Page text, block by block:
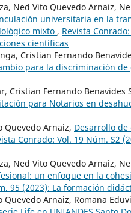
Ned Vito Quevedo Arnaiz,
universitaria en la
mixto , Revista
científicas
Cristian Fernando
para la discriminación
Cristian Fernando Benavides
para Notarios en
Quevedo Arnaiz, Desarrollo
Conrado: Vol. 19 Núm. S2
Ned Vito Quevedo Arnaiz,
un enfoque en la
95 (2023): La formación
Arnaiz, Romana